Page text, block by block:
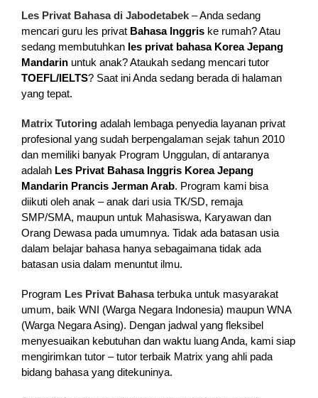
Les Privat Bahasa di Jabodetabek – Anda sedang
mencari guru les privat Bahasa Inggris ke rumah? Atau
sedang membutuhkan les privat bahasa Korea Jepang
Mandarin untuk anak? Ataukah sedang mencari tutor
TOEFL/IELTS? Saat ini Anda sedang berada di halaman
yang tepat.
Matrix Tutoring adalah lembaga penyedia layanan privat
profesional yang sudah berpengalaman sejak tahun 2010
dan memiliki banyak Program Unggulan, di antaranya
adalah Les Privat Bahasa Inggris Korea Jepang
Mandarin Prancis Jerman Arab. Program kami bisa
diikuti oleh anak – anak dari usia TK/SD, remaja
SMP/SMA, maupun untuk Mahasiswa, Karyawan dan
Orang Dewasa pada umumnya. Tidak ada batasan usia
dalam belajar bahasa hanya sebagaimana tidak ada
batasan usia dalam menuntut ilmu.
Program Les Privat Bahasaterbuka untuk masyarakat
umum, baik WNI (Warga Negara Indonesia) maupun WNA
(Warga Negara Asing). Dengan jadwal yang fleksibel
menyesuaikan kebutuhan dan waktu luang Anda, kami siap
mengirimkan tutor – tutor terbaik Matrix yang ahli pada
bidang bahasa yang ditekuninya.